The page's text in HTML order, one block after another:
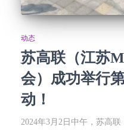
动态
苏高联（江苏
会）成功举行
动！
2024年3月2日中午，苏高